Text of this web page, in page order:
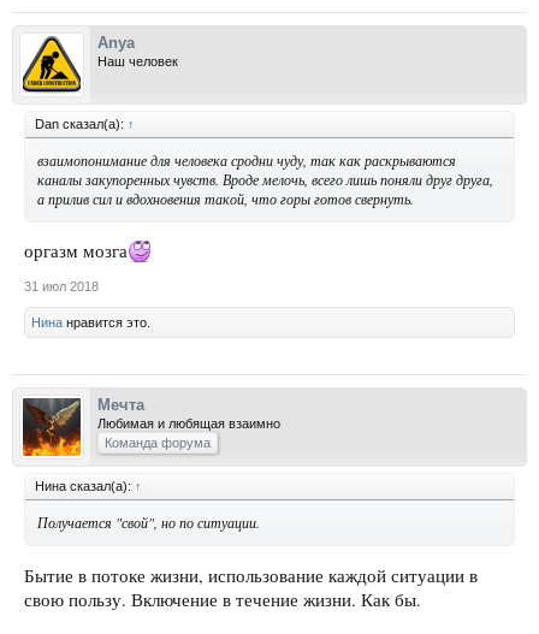
Anya
Наш человек
Dan сказал(а): ↑
взаимопонимание для человека сродни чуду, так как раскрываются
каналы закупоренных чувств. Вроде мелочь, всего лишь поняли друг друга,
а прилив сил и вдохновения такой, что горы готов свернуть.
оргазм мозга
31 июл 2018
Нина нравится это.
Мечта
Любимая и любящая взаимно
Команда форума
Нина сказал(а): ↑
Получается "свой", но по ситуации.
Бытие в потоке жизни, использование каждой ситуации в
свою пользу. Включение в течение жизни. Как бы.